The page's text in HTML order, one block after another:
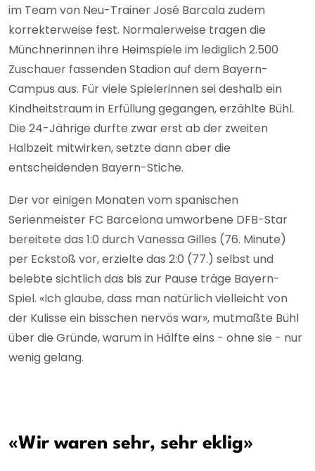
im Team von Neu-Trainer José Barcala zudem
korrekterweise fest. Normalerweise tragen die
Münchnerinnen ihre Heimspiele im lediglich 2.500
Zuschauer fassenden Stadion auf dem Bayern-
Campus aus. Für viele Spielerinnen sei deshalb ein
Kindheitstraum in Erfüllung gegangen, erzählte Bühl.
Die 24-Jährige durfte zwar erst ab der zweiten
Halbzeit mitwirken, setzte dann aber die
entscheidenden Bayern-Stiche.
Der vor einigen Monaten vom spanischen
Serienmeister FC Barcelona umworbene DFB-Star
bereitete das 1:0 durch Vanessa Gilles (76. Minute)
per Eckstoß vor, erzielte das 2:0 (77.) selbst und
belebte sichtlich das bis zur Pause träge Bayern-
Spiel. «Ich glaube, dass man natürlich vielleicht von
der Kulisse ein bisschen nervös war», mutmaßte Bühl
über die Gründe, warum in Hälfte eins - ohne sie - nur
wenig gelang.
«Wir waren sehr, sehr eklig»